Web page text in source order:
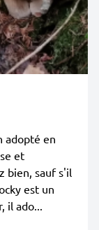
adopté en
et
bien, sauf s'il
est un
il ado...